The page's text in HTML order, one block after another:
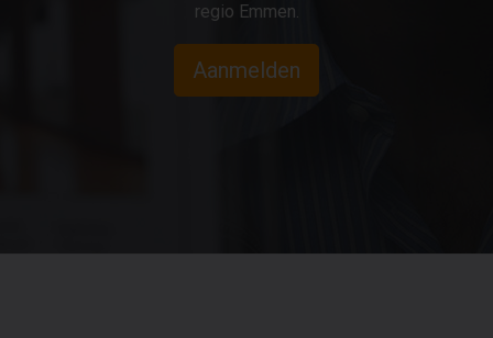
regio Emmen.
Aanmelden